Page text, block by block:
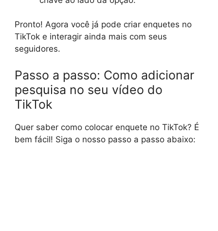
Pronto! Agora você já pode criar enquetes no
TikTok e interagir ainda mais com seus
seguidores.
Passo a passo: Como adicionar
pesquisa no seu vídeo do
TikTok
Quer saber como colocar enquete no TikTok? É
bem fácil! Siga o nosso passo a passo abaixo: